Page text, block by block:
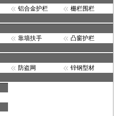
铝合金护栏 栅栏围栏
靠墙扶手 凸窗护栏
防盗网 锌钢型材